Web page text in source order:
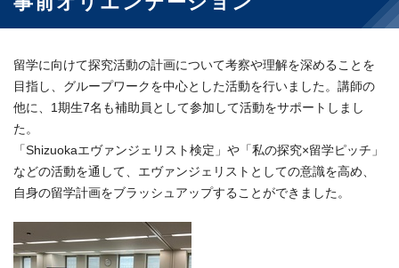
留学に向けて探究活動の計画について考察や理解を深めることを
目指し、グループワークを中心とした活動を行いました。講師の
他に、1期生7名も補助員として参加して活動をサポートしまし
た。
「Shizuokaエヴァンジェリスト検定」や「私の探究×留学ピッチ」
などの活動を通して、エヴァンジェリストとしての意識を高め、
自身の留学計画をブラッシュアップすることができました。